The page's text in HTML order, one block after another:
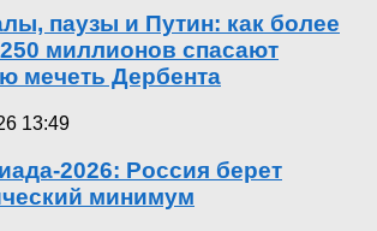
паузы и Путин: как более
миллионов спасают
мечеть Дербента
13:49
2026: Россия берет
минимум